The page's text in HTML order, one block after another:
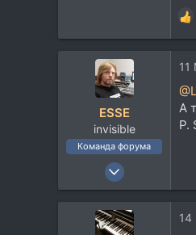
Р
е
к
ц
и
и
:
ESSE
invisible
Команда форума
23 Сен 2006
9.095
14.174
11
А
P.
14